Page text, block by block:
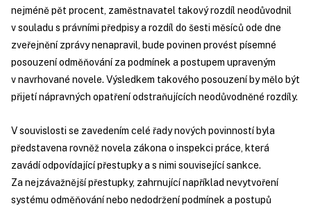
nejméně pět procent, zaměstnavatel takový rozdíl neodůvodnil
v souladu s právními předpisy a rozdíl do šesti měsíců ode dne
zveřejnění zprávy nenapravil, bude povinen provést písemné
posouzení odměňování za podmínek a postupem upraveným
v navrhované novele. Výsledkem takového posouzení by mělo být
přijetí nápravných opatření odstraňujících neodůvodněné rozdíly.
V souvislosti se zavedením celé řady nových povinností byla
představena rovněž novela zákona o inspekci práce, která
zavádí odpovídající přestupky a s nimi související sankce.
Za nejzávažnější přestupky, zahrnující například nevytvoření
systému odměňování nebo nedodržení podmínek a postupů